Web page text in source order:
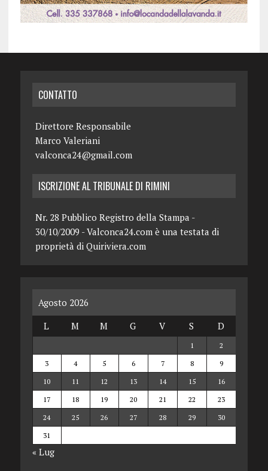
CONTATTO
Direttore Responsabile
Marco Valeriani
valconca24@gmail.com
ISCRIZIONE AL TRIBUNALE DI RIMINI
Nr. 28 Pubblico Registro della Stampa -
30/10/2009 - Valconca24.com è una testata di
proprietà di Quiriviera.com
Agosto 2026
L
M M G V S D
1
2
3
4 5 6 7 8
9
10
11 12 13 14 15
16
17
18 19 20 21 22
23
24
25 26 27 28 29
30
31
« Lug